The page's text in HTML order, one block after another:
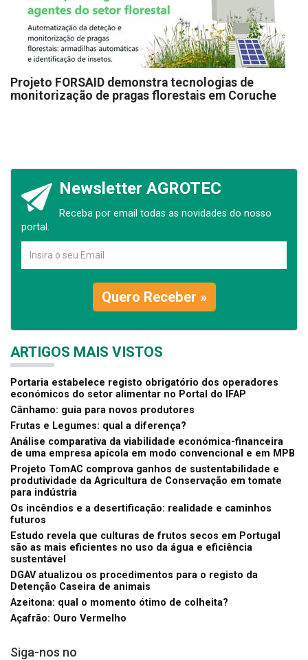
Projeto FORSAID demonstra tecnologias de
monitorização de pragas florestais em Coruche
Newsletter AGROTEC
Receba por email todas as novidades do nosso
portal.
Quero Receber »
ARTIGOS MAIS VISTOS
Portaria estabelece registo obrigatório dos operadores
económicos do setor alimentar no Portal do IFAP
Cânhamo: guia para novos produtores
Frutas e Legumes: qual a diferença?
Análise comparativa da viabilidade económica-financeira
de uma empresa apícola em modo convencional e em MPB
Projeto TomAC comprova ganhos de sustentabilidade e
produtividade da Agricultura de Conservação em tomate
para indústria
Os incêndios e a desertificação: realidade e caminhos
futuros
Estudo revela que culturas de frutos secos em Portugal
são as mais eficientes no uso da água e eficiência
sustentável
DGAV atualizou os procedimentos para o registo da
Detenção Caseira de animais
Azeitona: qual o momento ótimo de colheita?
Açafrão: Ouro Vermelho
Siga-nos no